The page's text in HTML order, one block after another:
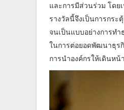
และการมีส่วนร่วม โด
รางวัลนี้จึงเป็นการกร
จนเป็นแบบอย่างการทำ
ในการต่อยอดพัฒนาธุร
การนำองค์กรให้เดินหน้